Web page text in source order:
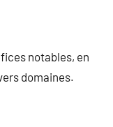
notables, en
domaines.